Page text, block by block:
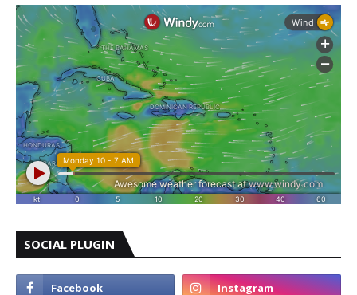
SOCIAL PLUGIN